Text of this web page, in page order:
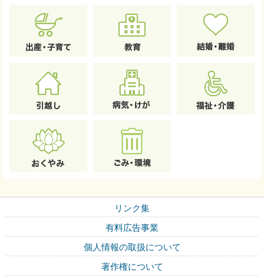
リンク集
有料広告事業
個人情報の取扱について
著作権について